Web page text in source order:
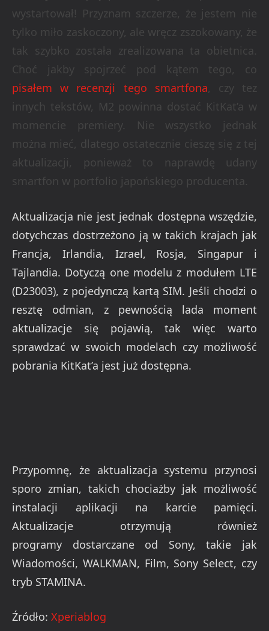
wystartował! Przyznam szczerze, że jestem nie
tylko miło zaskoczony, ale wręcz zszokowany, że
tak szybko została zrealizowana ta obietnica.
Choć jakby spojrzeć pod kątem tego, co
pisałem w recenzji tego smartfona, czy tez
innych tekstów, M2 powinna dostać KitKat’a w
momencie premiery. Nie wszystko jednak
można mieć, dlatego ostatecznie cieszę się z tej
aktualizacji, ponieważ to naprawdę udany
smartfon w portfolio japońskiego producenta.
Aktualizacja nie jest jednak dostępna wszędzie,
dotychczas dostrzeżono ją w takich krajach jak
Francja, Irlandia, Izrael, Rosja, Singapur i
Tajlandia. Dotyczą one modelu z modułem LTE
(D23003), z pojedynczą kartą SIM. Jeśli chodzi o
resztę odmian, z pewnością lada moment
aktualizacje się pojawią, tak więc warto
sprawdzać w swoich modelach czy możliwość
pobrania KitKat’a jest już dostępna.
Przypomnę, że aktualizacja systemu przynosi
sporo zmian, takich chociażby jak możliwość
instalacji aplikacji na karcie pamięci.
Aktualizacje otrzymują również
programy dostarczane od Sony, takie jak
Wiadomości, WALKMAN, Film, Sony Select, czy
tryb STAMINA.
Źródło: Xperiablog